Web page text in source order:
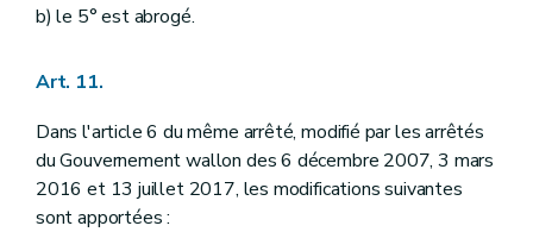
b) le 5° est abrogé.
Art. 11.
Dans l'article 6 du même arrêté, modifié par les arrêtés
du Gouvernement wallon des 6 décembre 2007, 3 mars
2016 et 13 juillet 2017, les modifications suivantes
sont apportées :